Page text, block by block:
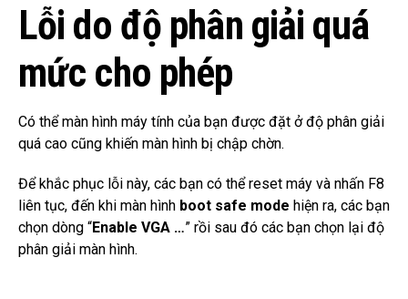
Lỗi do độ phân giải quá
mức cho phép
Có thể màn hình máy tính của bạn được đặt ở độ phân giải
quá cao cũng khiến màn hình bị chập chờn.
Để khắc phục lỗi này, các bạn có thể reset máy và nhấn F8
liên tục, đến khi màn hình boot safe mode hiện ra, các bạn
chọn dòng “Enable VGA …” rồi sau đó các bạn chọn lại độ
phân giải màn hình.